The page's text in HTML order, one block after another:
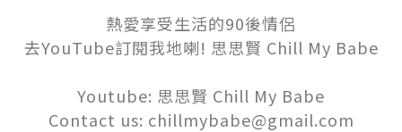
熱愛享受生活的90後情侶
去YouTube訂閱我地喇! 思思賢 Chill My Babe
Youtube: 思思賢 Chill My Babe
Contact us: chillmybabe@gmail.com